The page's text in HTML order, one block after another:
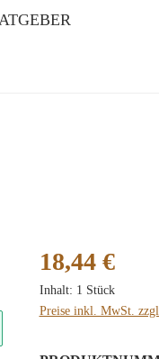
Regulärer Preis:
18,44 €
Inhalt: 1 Stück
Preise inkl. MwSt.